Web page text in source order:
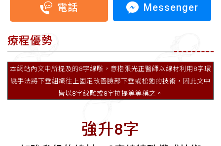
電話 Messenger
療程優勢
本網站內文中所提及的8字線雕，意指張光正醫師以線材利用8字環
繞手法將下垂組織往上固定改善臉部下垂或松弛的技術，因此文中
皆以8字線雕或8字拉提等等稱之。
強升8字